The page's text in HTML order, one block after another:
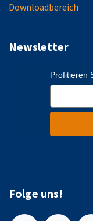
Downloadbereich
Newsletter
Profitieren
Folge uns!